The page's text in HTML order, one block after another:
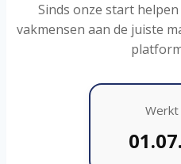
Sinds onze start
vakmensen aan de juiste
Werkt